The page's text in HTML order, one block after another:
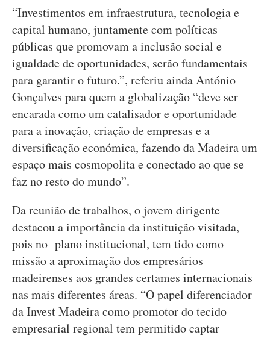
“Investimentos em infraestrutura, tecnologia e
capital humano, juntamente com políticas
públicas que promovam a inclusão social e
igualdade de oportunidades, serão fundamentais
para garantir o futuro.”, referiu ainda António
Gonçalves para quem a globalização “deve ser
encarada como um catalisador e oportunidade
para a inovação, criação de empresas e a
diversificação económica, fazendo da Madeira um
espaço mais cosmopolita e conectado ao que se
faz no resto do mundo”.
Da reunião de trabalhos, o jovem dirigente
destacou a importância da instituição visitada,
pois no plano institucional, tem tido como
missão a aproximação dos empresários
madeirenses aos grandes certames internacionais
nas mais diferentes áreas. “O papel diferenciador
da Invest Madeira como promotor do tecido
empresarial regional tem permitido captar